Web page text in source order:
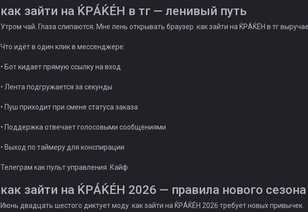
как зайти на ЌРÁЌÉH в тг — ленивый путь
Утром чай. Глаза слипаются. Мне лень открывать браузер. как зайти на ЌРÁЌÉH в тг
Что идёт в один клик в мессенджере:
• Бот кидает прямую ссылку на вход
• Лента подгружается за секунды
• Пуш приходит при смене статуса заказа
• Поддержка отвечает голосовыми сообщениями
• Выход по таймеру для конспирации
Телеграм как пульт управления. Кайф.
как зайти на ЌРÁЌÉH 2026 — правила нового сезона
Июнь двадцать шестого диктует моду. как зайти на ЌРÁЌÉH 2026 требует новых привычек.